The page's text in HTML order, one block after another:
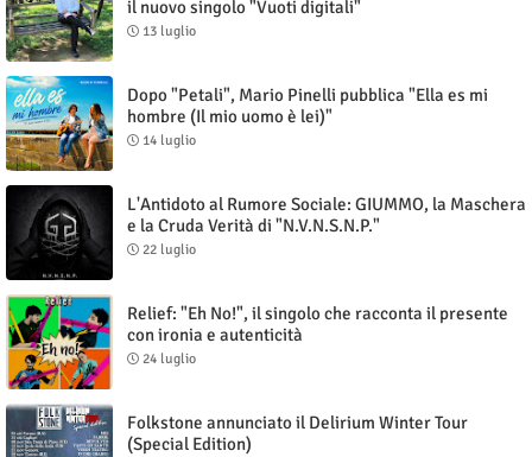
il nuovo singolo "Vuoti digitali"
13 luglio
Dopo "Petali", Mario Pinelli pubblica "Ella es mi
hombre (Il mio uomo è lei)"
14 luglio
L'Antidoto al Rumore Sociale: GIUMMO, la Maschera
e la Cruda Verità di "N.V.N.S.N.P."
22 luglio
Relief: "Eh No!", il singolo che racconta il presente
con ironia e autenticità
24 luglio
Folkstone annunciato il Delirium Winter Tour
(Special Edition)